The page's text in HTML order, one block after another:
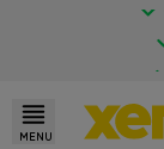
MENU